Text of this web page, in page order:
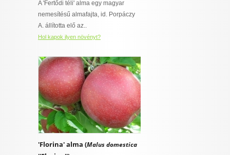
A 'Fertődi téli' alma egy magyar
nemesítésű almafajta, id. Porpáczy
A. állította elő az..
Hol kapok ilyen növényt?
'Florina' alma (Malus domestica